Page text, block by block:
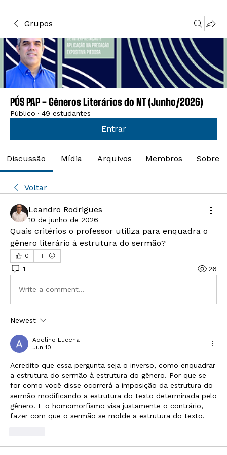
Grupos
PÓS PAP - Gêneros Literários do NT (Junho/2026)
Público · 49 estudantes
Entrar
Discussão Mídia Arquivos Membros Sobre
Voltar
Leandro Rodrigues
10 de junho de 2026
Quais critérios o professor utiliza para enquadra o
gênero literário à estrutura do sermão?
0
1 26
Write a comment...
Newest
Adelino Lucena
Jun 10
Acredito que essa pergunta seja o inverso, como enquadrar
a estrutura do sermão à estrutura do gênero. Por que se
for como você disse ocorrerá a imposição da estrutura do
sermão modificando a estrutura do texto determinada pelo
gênero. E o homomorfismo visa justamente o contrário,
fazer com que o sermão se molde a estrutura do texto.